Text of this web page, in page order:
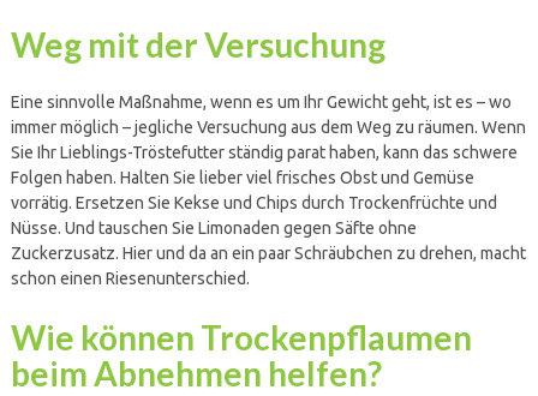
Weg mit der Versuchung
Eine sinnvolle Maßnahme, wenn es um Ihr Gewicht geht, ist es – wo
immer möglich – jegliche Versuchung aus dem Weg zu räumen. Wenn
Sie Ihr Lieblings-Tröstefutter ständig parat haben, kann das schwere
Folgen haben. Halten Sie lieber viel frisches Obst und Gemüse
vorrätig. Ersetzen Sie Kekse und Chips durch Trockenfrüchte und
Nüsse. Und tauschen Sie Limonaden gegen Säfte ohne
Zuckerzusatz. Hier und da an ein paar Schräubchen zu drehen, macht
schon einen Riesenunterschied.
Wie können Trockenpflaumen
beim Abnehmen helfen?